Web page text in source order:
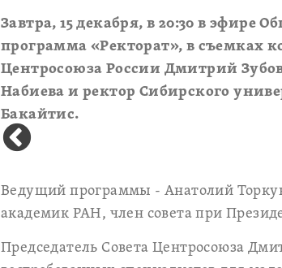
Завтра, 15 декабря, в 20:30 в эфире
программа «Ректорат», в съемках
Центросоюза России Дмитрий
Набиева и ректор Сибирского
Бакайтис.
Ведущий программы - Анатолий
академик РАН, член совета при
Председатель Совета Центросоюза